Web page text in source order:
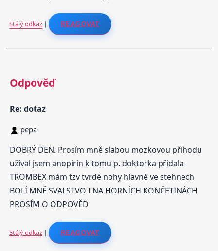
Stálý odkaz| REAGOVAT
Odpověď
Re: dotaz
pepa
DOBRÝ DEN. Prosím mně slabou mozkovou příhodu
užíval jsem anopirin k tomu p. doktorka přidala
TROMBEX mám tzv tvrdé nohy hlavně ve stehnech
BOLÍ MNĚ SVALSTVO I NA HORNÍCH KONČETINÁCH
PROSÍM O ODPOVĚD
Stálý odkaz| REAGOVAT